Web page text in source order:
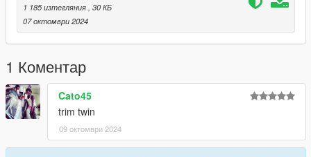
1 185 изтегляния , 30 КБ
07 октомври 2024
1 Коментар
Cato45
trim twin
09 октомври 2024